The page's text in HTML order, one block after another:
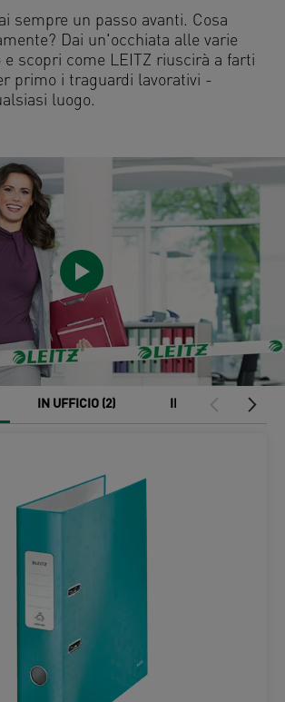
sempre un passo avanti. Cosa
Dai un'occhiata alle varie
e scopri come LEITZ riuscirà a farti
primo i traguardi lavorativi -
luogo.
IN UFFICIO (2) IN MOVIMENTO